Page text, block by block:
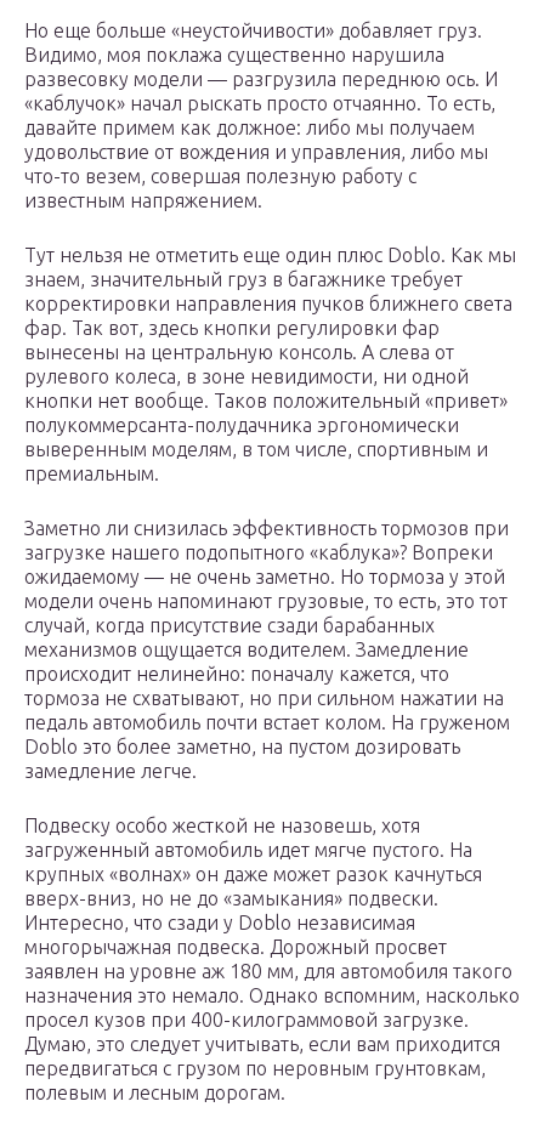
Но еще больше «неустойчивости» добавляет груз.
Видимо, моя поклажа существенно нарушила
развесовку модели — разгрузила переднюю ось. И
«каблучок» начал рыскать просто отчаянно. То есть,
давайте примем как должное: либо мы получаем
удовольствие от вождения и управления, либо мы
что-то везем, совершая полезную работу с
известным напряжением.
Тут нельзя не отметить еще один плюс Doblo. Как мы
знаем, значительный груз в багажнике требует
корректировки направления пучков ближнего света
фар. Так вот, здесь кнопки регулировки фар
вынесены на центральную консоль. А слева от
рулевого колеса, в зоне невидимости, ни одной
кнопки нет вообще. Таков положительный «привет»
полукоммерсанта-полудачника эргономически
выверенным моделям, в том числе, спортивным и
премиальным.
Заметно ли снизилась эффективность тормозов при
загрузке нашего подопытного «каблука»? Вопреки
ожидаемому — не очень заметно. Но тормоза у этой
модели очень напоминают грузовые, то есть, это тот
случай, когда присутствие сзади барабанных
механизмов ощущается водителем. Замедление
происходит нелинейно: поначалу кажется, что
тормоза не схватывают, но при сильном нажатии на
педаль автомобиль почти встает колом. На груженом
Doblo это более заметно, на пустом дозировать
замедление легче.
Подвеску особо жесткой не назовешь, хотя
загруженный автомобиль идет мягче пустого. На
крупных «волнах» он даже может разок качнуться
вверх-вниз, но не до «замыкания» подвески.
Интересно, что сзади у Doblo независимая
многорычажная подвеска. Дорожный просвет
заявлен на уровне аж 180 мм, для автомобиля такого
назначения это немало. Однако вспомним, насколько
просел кузов при 400-килограммовой загрузке.
Думаю, это следует учитывать, если вам приходится
передвигаться с грузом по неровным грунтовкам,
полевым и лесным дорогам.